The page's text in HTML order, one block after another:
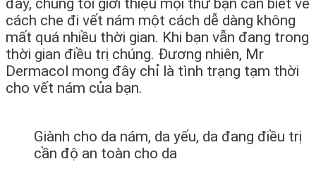
đây, chúng tôi giới thiệu mọi thứ bạn cần biết về
cách che đi vết nám một cách dễ dàng không
mất quá nhiều thời gian. Khi bạn vẫn đang trong
thời gian điều trị chúng. Đương nhiên, Mr
Dermacol mong đây chỉ là tình trạng tạm thời
cho vết nám của bạn.
Giành cho da nám, da yếu, da đang điều trị
cần độ an toàn cho da